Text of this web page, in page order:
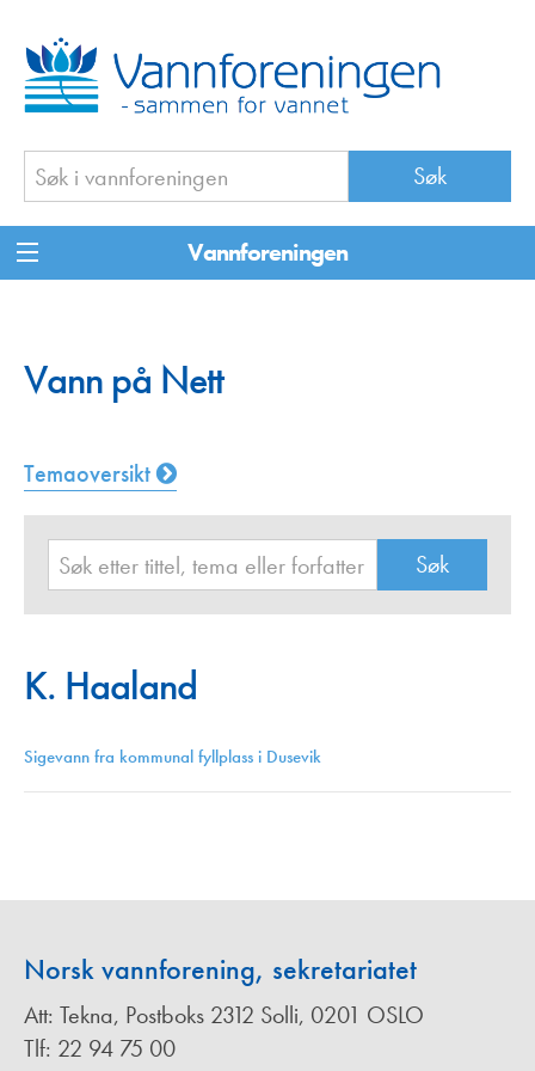
Vannforeningen
Vann på Nett
Temaoversikt
K. Haaland
Sigevann fra kommunal fyllplass i Dusevik
Norsk vannforening, sekretariatet
Att: Tekna, Postboks 2312 Solli, 0201 OSLO
Tlf: 22 94 75 00